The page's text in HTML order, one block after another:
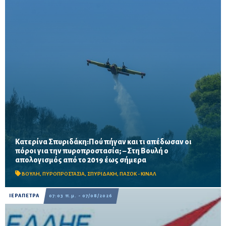
Κατερίνα Σπυριδάκη:Πού πήγαν και τι απέδωσαν οι
πόροι για την πυροπροστασία; – Στη Βουλή ο
απολογισμός από το 2019 έως σήμερα
ΒΟΥΛΗ, ΠΥΡΟΠΡΟΣΤΑΣΙΑ, ΣΠΥΡΙΔΑΚΗ, ΠΑΣΟΚ - ΚΙΝΑΛ
Το ΠΑΣΟΚ ζητά πλήρη απολογισμό των χρηματοδοτήσεων από
το 2019, στοιχεία για τα προγράμματα «ΑΙΓΙΣ» και AntiNero,
καθώς και απαντήσεις για προσωπικό, οχήματα, ε...
ΙΕΡΑΠΕΤΡΑ 07:03 π.μ. - 07/08/2026